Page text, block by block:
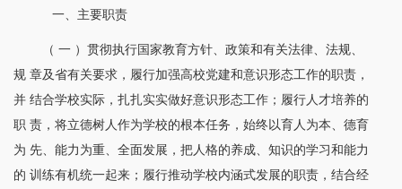
一、主要职责
（ 一 ）贯彻执行国家教育方针、政策和有关法律、法规、
规 章及省有关要求，履行加强高校党建和意识形态工作的职责，
并 结合学校实际，扎扎实实做好意识形态工作；履行人才培养的
职 责，将立德树人作为学校的根本任务，始终以育人为本、德育
为 先、能力为重、全面发展，把人格的养成、知识的学习和能力
的 训练有机统一起来；履行推动学校内涵式发展的职责，结合经